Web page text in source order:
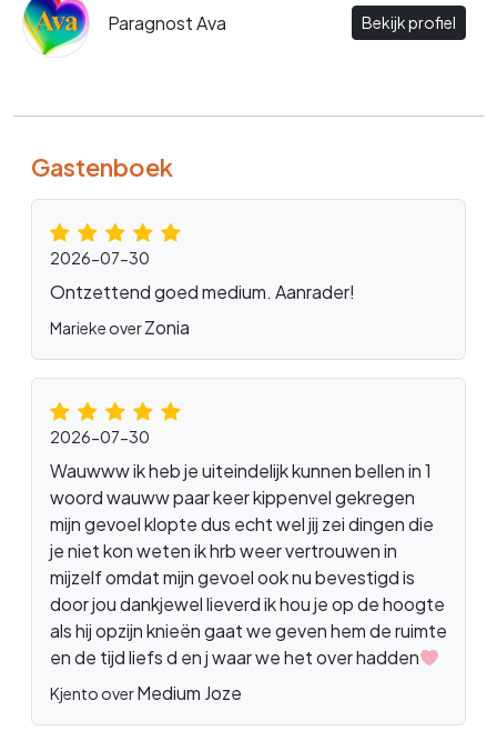
Paragnost Ava Bekijk profiel
Gastenboek
2026-07-30
Ontzettend goed medium. Aanrader!
Marieke overZonia
2026-07-30
Wauwww ik heb je uiteindelijk kunnen bellen in 1
woord wauww paar keer kippenvel gekregen
mijn gevoel klopte dus echt wel jij zei dingen die
je niet kon weten ik hrb weer vertrouwen in
mijzelf omdat mijn gevoel ook nu bevestigd is
door jou dankjewel lieverd ik hou je op de hoogte
als hij opzijn knieën gaat we geven hem de ruimte
en de tijd liefs d en j waar we het over hadden
Kjento overMedium Joze